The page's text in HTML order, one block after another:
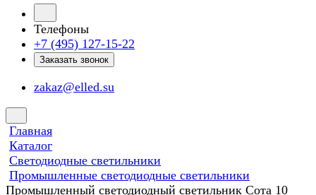
Телефоны
+7 (495) 127-15-22
Заказать звонок
zakaz@elled.su
Главная
Каталог
Светодиодные светильники
Промышленные светодиодные светильники
Промышленный светодиодный светильник Сота 10